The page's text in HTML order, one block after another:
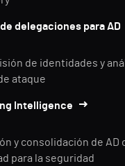
delegaciones para AD
de identidades y
ataque
Intelligence
y consolidación de AD
para la seguridad